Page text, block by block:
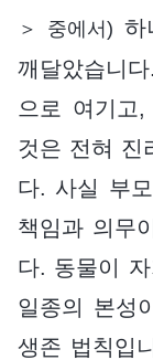
＞ 중에서) 하
깨달았습니
으로 여기고
것은 전혀 진
다. 사실 부
책임과 의무
다. 동물이
일종의 본성
생존 법칙입